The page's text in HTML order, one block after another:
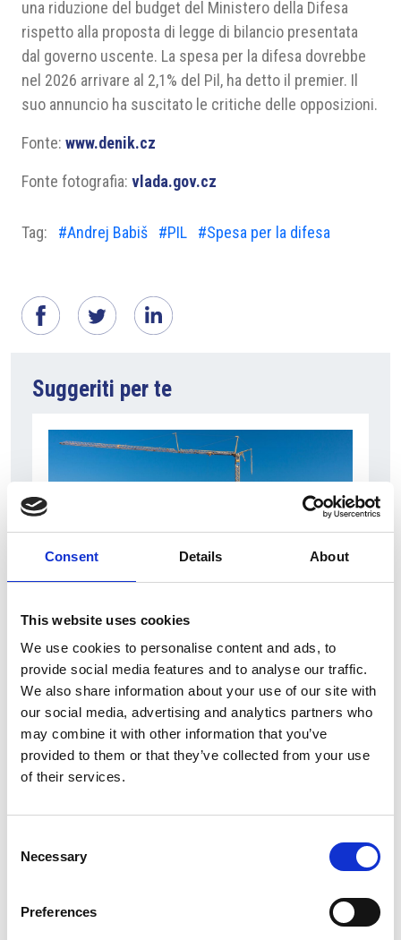
Consent Details About
This website uses cookies
We use cookies to personalise content and ads, to
provide social media features and to analyse our traffic.
We also share information about your use of our site with
our social media, advertising and analytics partners who
may combine it with other information that you’ve
provided to them or that they’ve collected from your use
of their services.
Selection
Necessary
Preferences
una riduzione del budget del Ministero della Difesa
rispetto alla proposta di legge di bilancio presentata
dal governo uscente. La spesa per la difesa dovrebbe
nel 2026 arrivare al 2,1% del Pil, ha detto il premier. Il
suo annuncio ha suscitato le critiche delle opposizioni.
Fonte: www.denik.cz
Fonte fotografia: vlada.gov.cz
Tag: #Andrej Babiš #PIL #Spesa per la difesa
Suggeriti per te
7 Agosto 2026
Nel primo semestre è aumentata fortemente la
costruzione di nuove abitazioni
Repubblica Ceca